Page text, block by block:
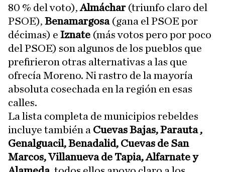
80 % del voto),Almáchar (triunfo claro del
PSOE), Benamargosa (gana el PSOE por
décimas) e Iznate (más votos pero por poco
del PSOE) son algunos de los pueblos que
prefirieron otras alternativas a las que
ofrecía Moreno. Ni rastro de la mayoría
absoluta cosechada en la región en esas
calles.
La lista completa de municipios rebeldes
incluye también a Cuevas Bajas, Parauta ,
Genalguacil, Benadalid, Cuevas de San
Marcos, Villanueva de Tapia, Alfarnate y